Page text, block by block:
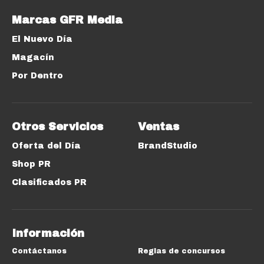
Marcas GFR Media
El Nuevo Día
Magacín
Por Dentro
Otros Servicios
Oferta del Día
Shop PR
Clasificados PR
Ventas
BrandStudio
Información
Contáctanos Reglas de concursos